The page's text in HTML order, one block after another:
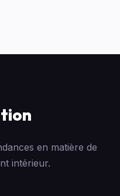
en matière de
intérieur.